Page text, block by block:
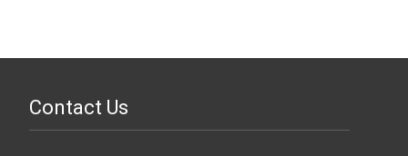
Contact Us